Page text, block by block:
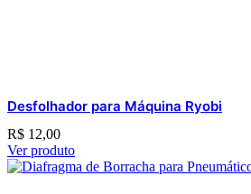
Desfolhador para Máquina Ryobi
R$ 12,00
Ver produto